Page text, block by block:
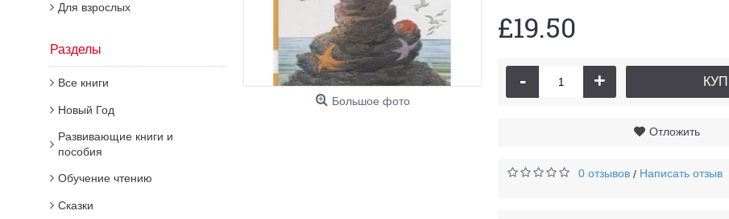
Для взрослых
Разделы
Все книги
Новый Год
Развивающие книги и
пособия
Обучение чтению
Сказки
Большое фото
£19.50
- +
Отложить
0 отзывов / Написать отзыв